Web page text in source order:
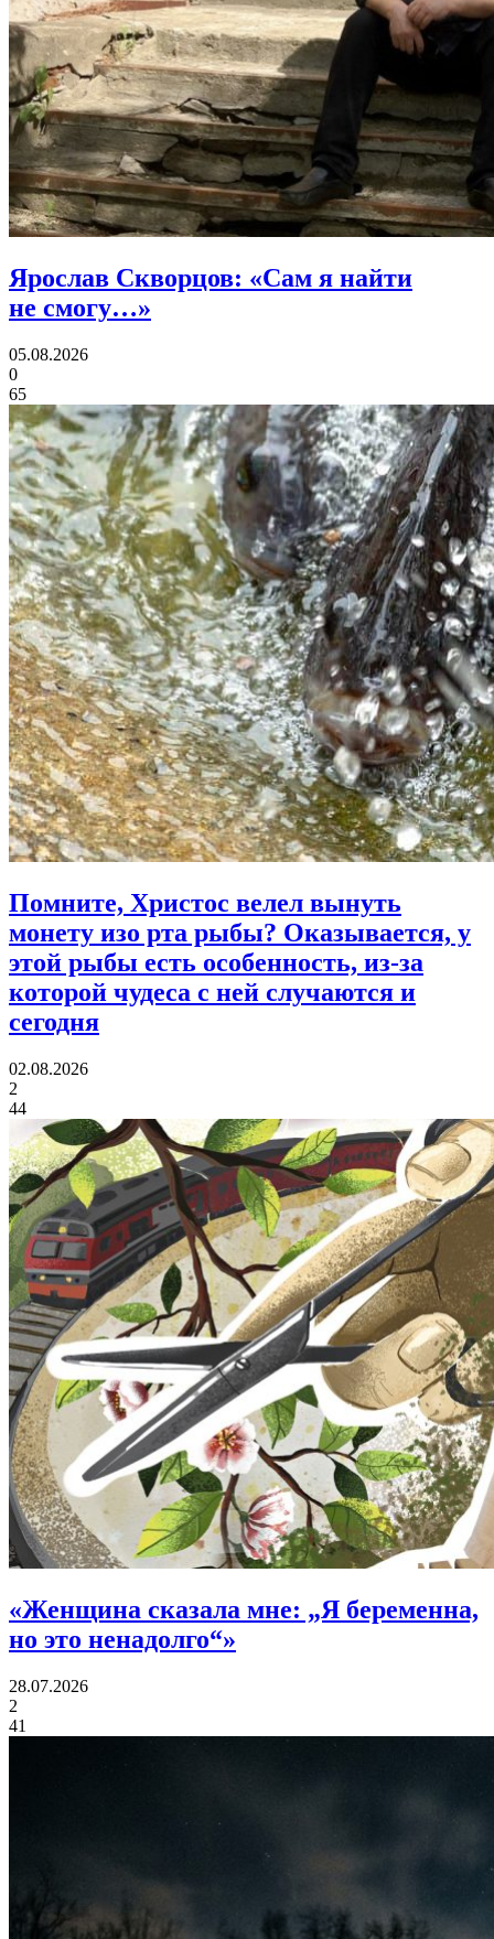
Ярослав Скворцов: «Сам я найти
не смогу…»
05.08.2026
0
65
Помните, Христос велел вынуть
монету изо рта рыбы? Оказывается, у
этой рыбы есть особенность, из-за
которой чудеса с ней случаются и
сегодня
02.08.2026
2
44
«Женщина сказала мне: „Я беременна,
но это ненадолго“»
28.07.2026
2
41